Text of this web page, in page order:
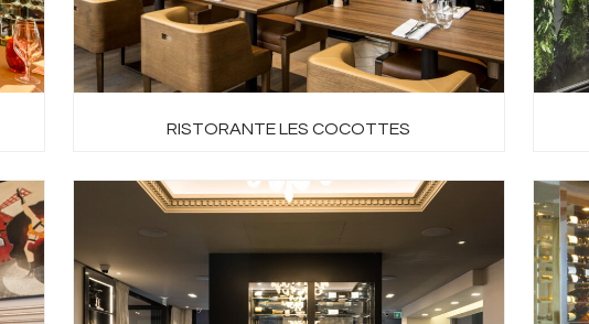
RISTORANTE LES COCOTTES